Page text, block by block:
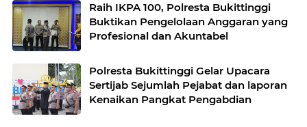
Raih IKPA 100, Polresta Bukittinggi
Buktikan Pengelolaan Anggaran yang
Profesional dan Akuntabel
Polresta Bukittinggi Gelar Upacara
Sertijab Sejumlah Pejabat dan laporan
Kenaikan Pangkat Pengabdian